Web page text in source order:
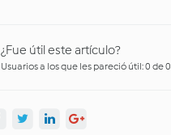
¿Fue útil este artículo?
Usuarios a los que les pareció útil: 0 de 0